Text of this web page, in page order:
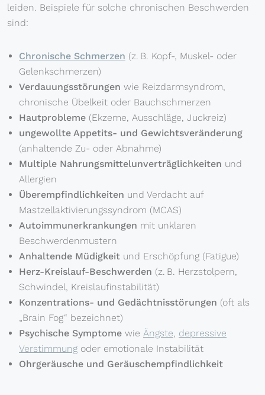
leiden. Beispiele für solche chronischen Beschwerden
sind:
Chronische Schmerzen (z. B. Kopf-, Muskel- oder
Gelenkschmerzen)
Verdauungsstörungen wie Reizdarmsyndrom,
chronische Übelkeit oder Bauchschmerzen
Hautprobleme (Ekzeme, Ausschläge, Juckreiz)
ungewollte Appetits- und Gewichtsveränderung
(anhaltende Zu- oder Abnahme)
Multiple Nahrungsmittelunverträglichkeiten und
Allergien
Überempfindlichkeiten und Verdacht auf
Mastzellaktivierungssyndrom (MCAS)
Autoimmunerkrankungen mit unklaren
Beschwerdenmustern
Anhaltende Müdigkeit und Erschöpfung (Fatigue)
Herz-Kreislauf-Beschwerden (z. B. Herzstolpern,
Schwindel, Kreislaufinstabilität)
Konzentrations- und Gedächtnisstörungen (oft als
„Brain Fog“ bezeichnet)
Psychische Symptome wie Ängste, depressive
Verstimmung oder emotionale Instabilität
Ohrgeräusche und Geräuschempfindlichkeit